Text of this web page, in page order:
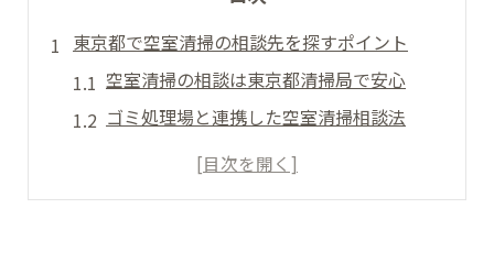
東京都で空室清掃の相談先を探すポイント
空室清掃の相談は東京都清掃局で安心
ゴミ処理場と連携した空室清掃相談法
空室清掃に強い相談窓口の見極め方